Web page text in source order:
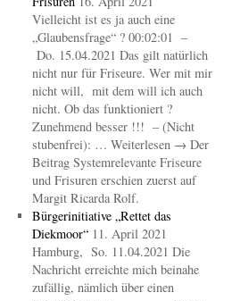
Vielleicht ist es ja auch eine
„Glaubensfrage“ ? 00:02:01 –
Do. 15.04.2021 Das gilt natürlich
nicht nur für Friseure. Wer mit mir
nicht will, mit dem will ich auch
nicht. Ob das funktioniert ?
Zunehmend besser !!! – (Nicht
stubenfrei): … Weiterlesen → Der
Beitrag Systemrelevante Friseure
und Frisuren erschien zuerst auf
Margit Ricarda Rolf.
Bürgerinitiative „Rettet das
Diekmoor“ 11. April 2021
Hamburg, So. 11.04.2021 Die
Nachricht erreichte mich beinahe
zufällig, nämlich über einen